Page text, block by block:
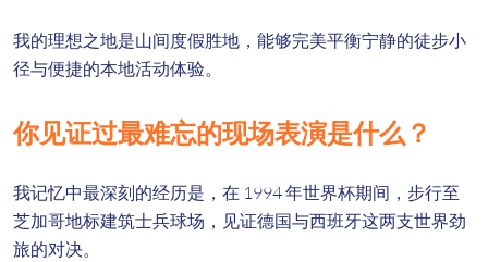
我的理想之地是山间度假胜地，能够完美平衡宁静的徒步小
径与便捷的本地活动体验。
你见证过最难忘的现场表演是什么？
我记忆中最深刻的经历是，在 1994 年世界杯期间，步行至
芝加哥地标建筑士兵球场，见证德国与西班牙这两支世界劲
旅的对决。